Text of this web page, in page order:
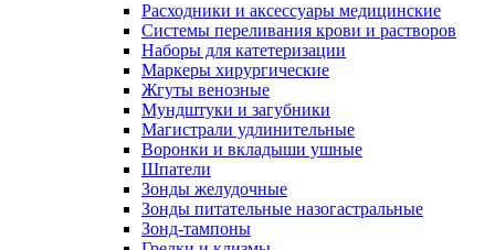
Расходники и аксессуары медицинские
Системы переливания крови и растворов
Наборы для катетеризации
Маркеры хирургические
Жгуты венозные
Мундштуки и загубники
Магистрали удлинительные
Воронки и вкладыши ушные
Шпатели
Зонды желудочные
Зонды питательные назогастральные
Зонд-тампоны